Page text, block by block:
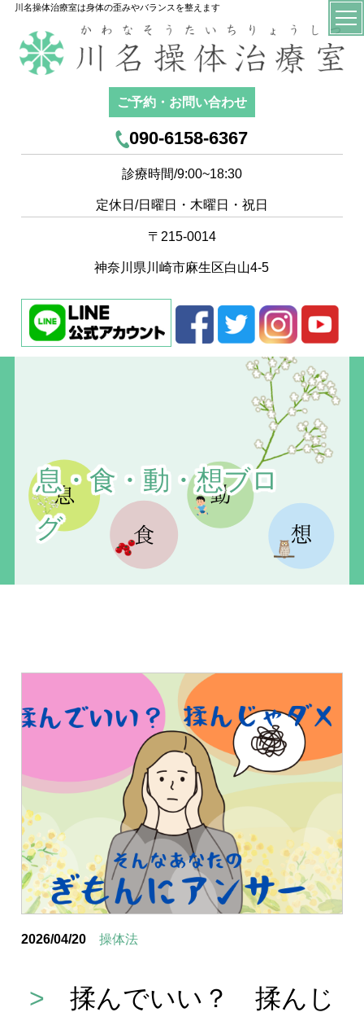
川名操体治療室は身体の歪みやバランスを整えます
ご予約・お問い合わせ
090-6158-6367
診療時間/9:00~18:30
定休日/日曜日・木曜日・祝日
〒215-0014
神奈川県川崎市麻生区白山4-5
息・食・動・想ブロ
グ
2026/04/20 操体法
>
揉んでいい？ 揉んじ